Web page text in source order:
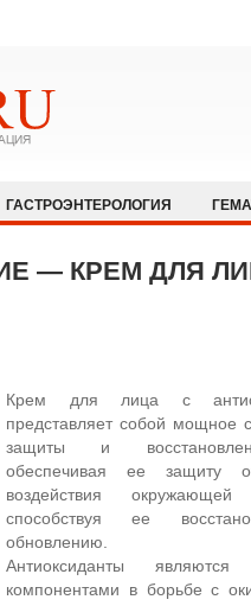
ГАСТРОЭНТЕРОЛОГИЯ
НЕВРОЛОГИЯ И НЕЙРОХИРУРГИЯ
— КРЕМ ДЛЯ
Крем для лица с
представляет собой мощное
защиты и
обеспечивая ее защиту
воздействия
способствуя ее
обновлению.
Антиоксиданты являются
компонентами в борьбе с